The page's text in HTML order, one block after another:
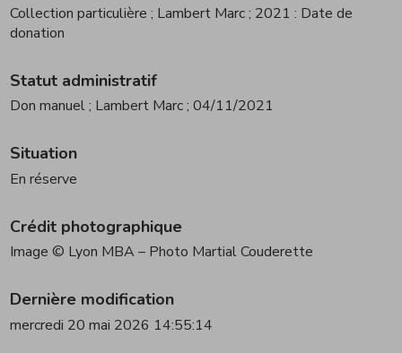
Collection particulière; Lambert Marc; 2021 : Date de
donation
Statut administratif
Don manuel; Lambert Marc; 04/11/2021
Situation
En réserve
Crédit photographique
Image © Lyon MBA – Photo Martial Couderette
Dernière modification
mercredi 20 mai 2026 14:55:14